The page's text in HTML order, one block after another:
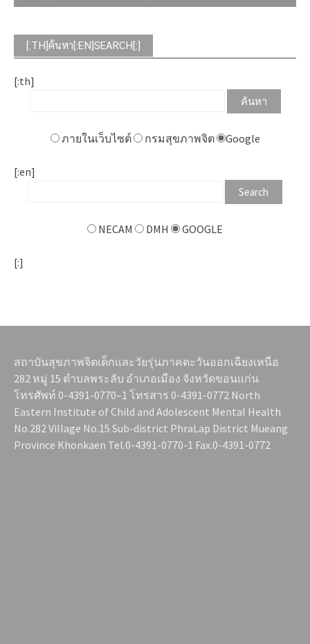
[:TH]ค้นหา[:EN]SEARCH[:]
[:th]
ภายในเว็บไซต์ กรมสุขภาพจิต Google
[:en]
NECAM DMH GOOGLE
[:]
สถาบันสุขภาพจิตเด็กและวัยรุ่นภาคตะวันออกเฉียงเหนือ
282 หมู่ 15 ตำบลพระลับ อำเภอเมือง จังหวัดขอนแก่น
โทรศัพท์ 0-4391-0770–1 โทรสาร 0-4391-0772 North
Eastern Institute of Child and Adolescent Mental Health
No.282 Village No.15 Sub-district PhraLap District Mueang
Province Khonkaen Tel.0-4391-0770-1 Fax.0-4391-0772